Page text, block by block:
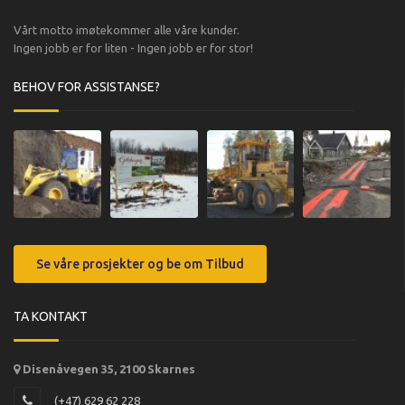
Vårt motto imøtekommer alle våre kunder.
Ingen jobb er for liten - Ingen jobb er for stor!
BEHOV FOR ASSISTANSE?
Se våre prosjekter og be om Tilbud
TA KONTAKT
Disenåvegen 35, 2100 Skarnes
(+47) 629 62 228